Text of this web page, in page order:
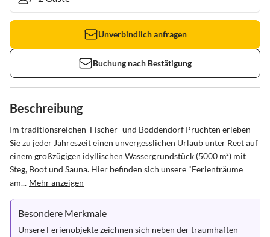
Unverbindlich anfragen
Buchung nach Bestätigung
Beschreibung
Im traditionsreichen  Fischer- und Boddendorf Pruchten erleben
Sie zu jeder Jahreszeit einen unvergesslichen Urlaub unter Reet auf
einem großzügigen idyllischen Wassergrundstück (5000 m²) mit
Steg, Boot und Sauna. Hier befinden sich unsere "Ferienträume
am... Mehr anzeigen
Besondere Merkmale
Unsere Ferienobjekte zeichnen sich neben der traumhaften